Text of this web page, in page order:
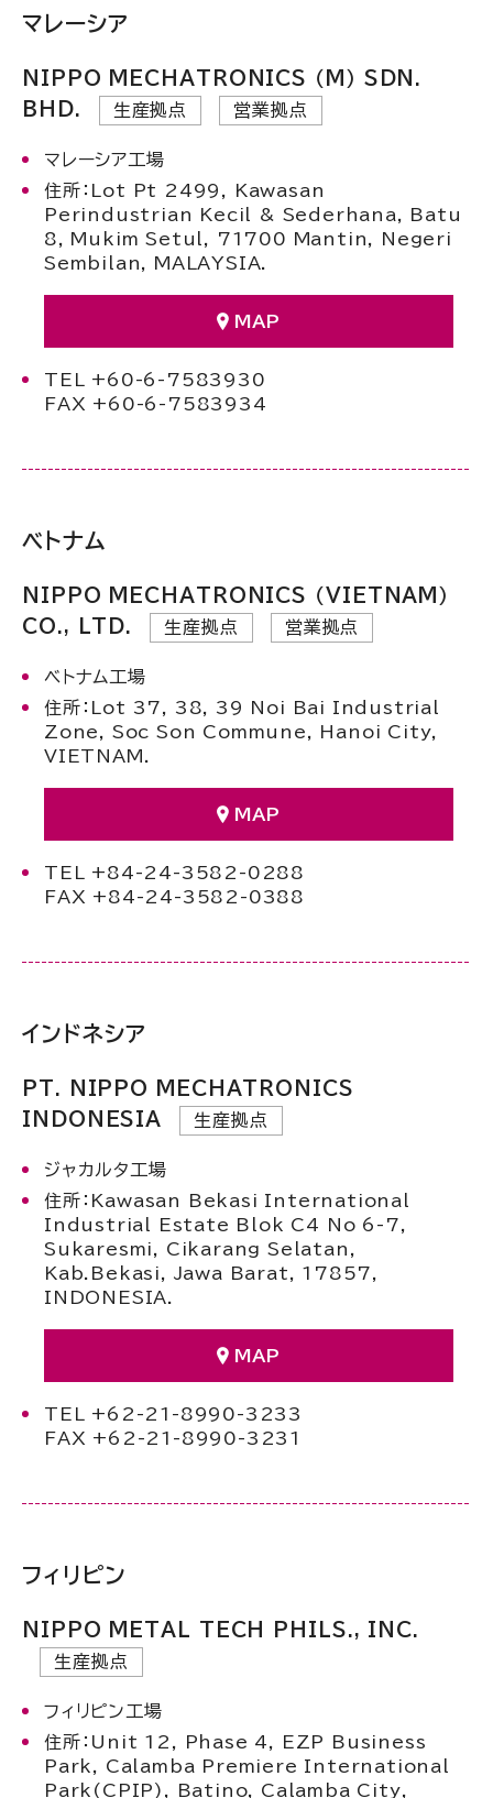
マレーシア
NIPPO MECHATRONICS （M） SDN.
BHD.
生産拠点 営業拠点
マレーシア工場
住所：Lot Pt 2499, Kawasan
Perindustrian Kecil & Sederhana, Batu
8, Mukim Setul, 71700 Mantin, Negeri
Sembilan, MALAYSIA.
MAP
TEL +60-6-7583930
FAX +60-6-7583934
ベトナム
NIPPO MECHATRONICS （VIETNAM）
CO., LTD.
生産拠点 営業拠点
ベトナム工場
住所：Lot 37, 38, 39 Noi Bai Industrial
Zone, Soc Son Commune, Hanoi City,
VIETNAM.
MAP
TEL +84-24-3582-0288
FAX +84-24-3582-0388
インドネシア
PT. NIPPO MECHATRONICS
INDONESIA
生産拠点
ジャカルタ工場
住所：Kawasan Bekasi International
Industrial Estate Blok C4 No 6-7,
Sukaresmi, Cikarang Selatan,
Kab.Bekasi, Jawa Barat, 17857,
INDONESIA.
MAP
TEL +62-21-8990-3233
FAX +62-21-8990-3231
フィリピン
NIPPO METAL TECH PHILS., INC.
生産拠点
フィリピン工場
住所：Unit 12, Phase 4, EZP Business
Park, Calamba Premiere International
Park(CPIP), Batino, Calamba City,